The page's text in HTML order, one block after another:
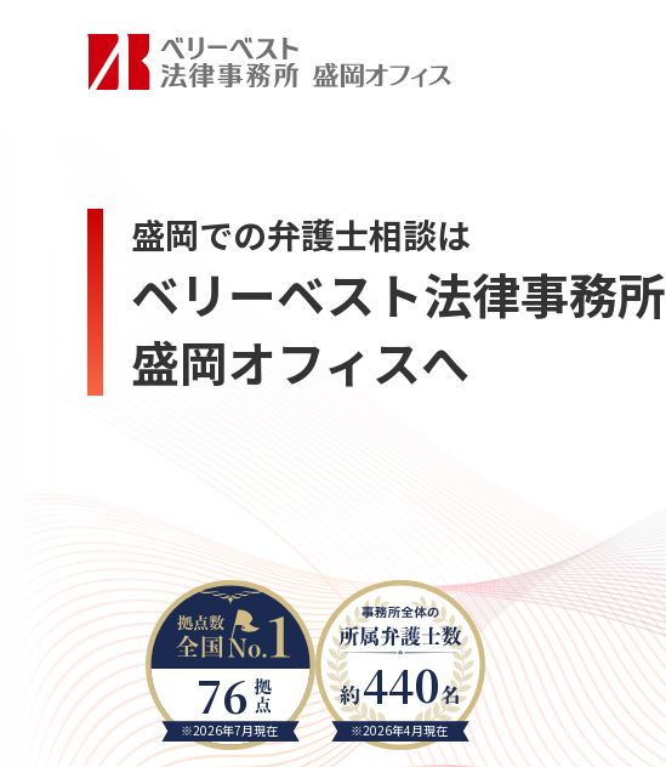
盛岡での弁護士相談は
ベリーベスト法律事務所
盛岡オフィスへ
76
※2026年7月現在
440
※2026年4月現在